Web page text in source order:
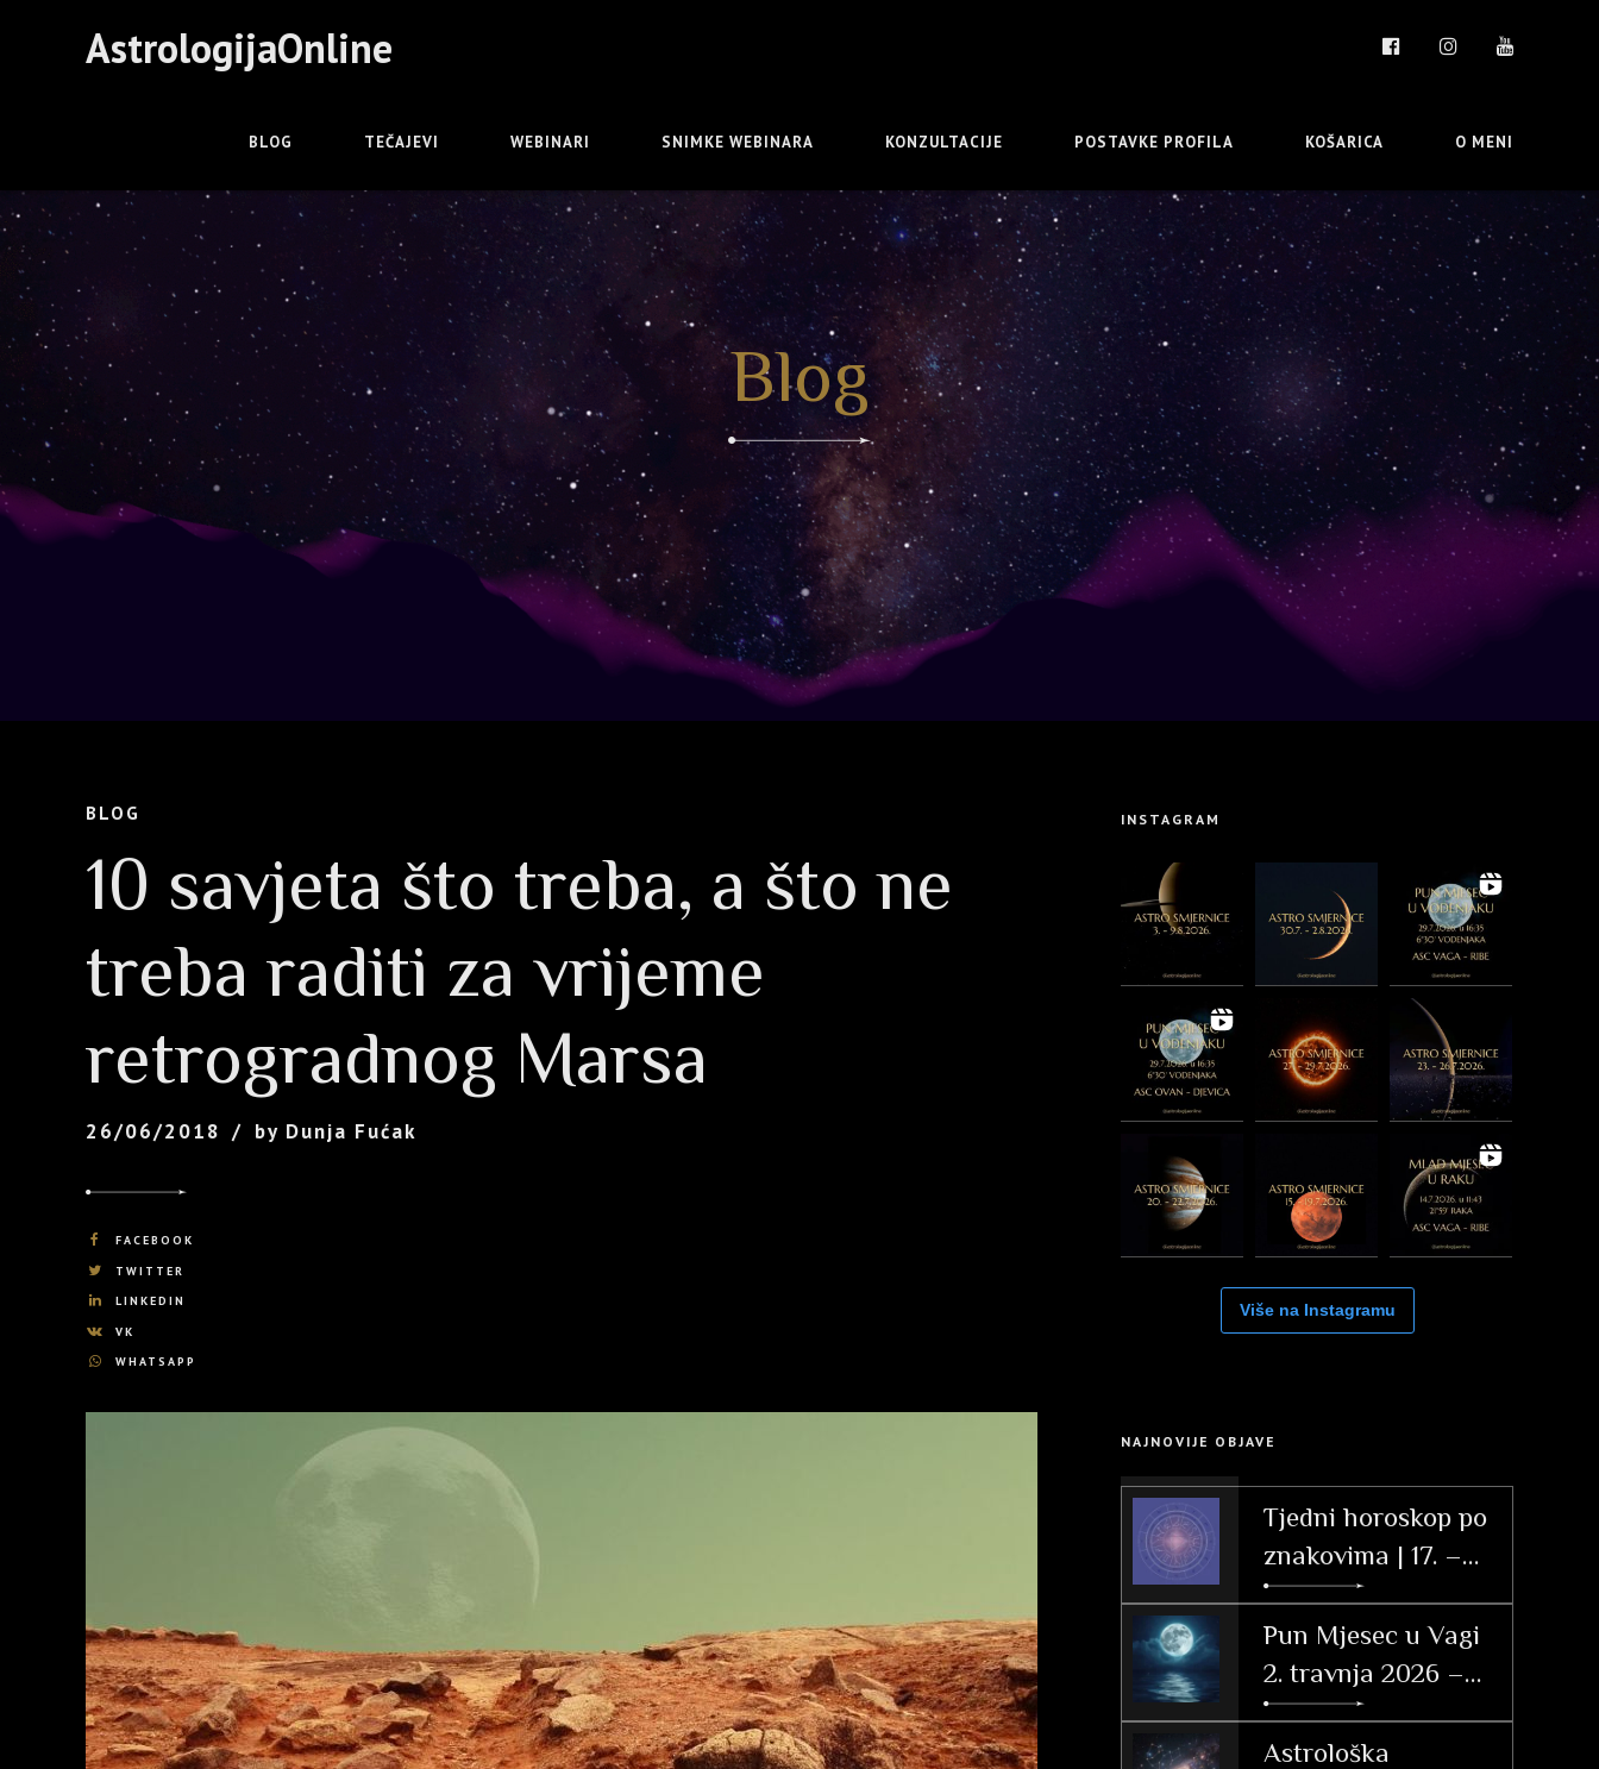
AstrologijaOnline
BLOG TEČAJEVI WEBINARI SNIMKE WEBINARA KONZULTACIJE POSTAVKE PROFILA KOŠARICA O MENI
Blog
BLOG
10 savjeta što treba, a što ne
treba raditi za vrijeme
retrogradnog Marsa
26/06/2018 by Dunja Fućak
FACEBOOK
TWITTER
LINKEDIN
VK
WHATSAPP
INSTAGRAM
Više na Instagramu
NAJNOVIJE OBJAVE
Tjedni horoskop po
znakovima | 17. –
23. svibnja 2026.
Pun Mjesec u Vagi
2. travnja 2026 –
značenje po
znakovima
Astrološka